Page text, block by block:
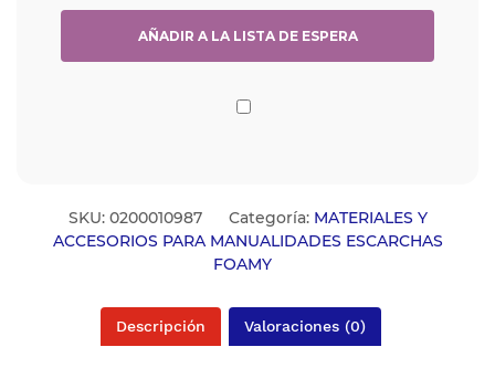
SKU: 0200010987 Categoría: MATERIALES Y
ACCESORIOS PARA MANUALIDADES ESCARCHAS
FOAMY
Descripción Valoraciones (0)